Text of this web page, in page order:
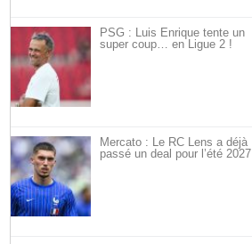
PSG : Luis Enrique tente un
super coup… en Ligue 2 !
Mercato : Le RC Lens a déjà
passé un deal pour l’été 2027